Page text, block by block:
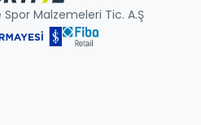
Malzemeleri Tic. A.Ş